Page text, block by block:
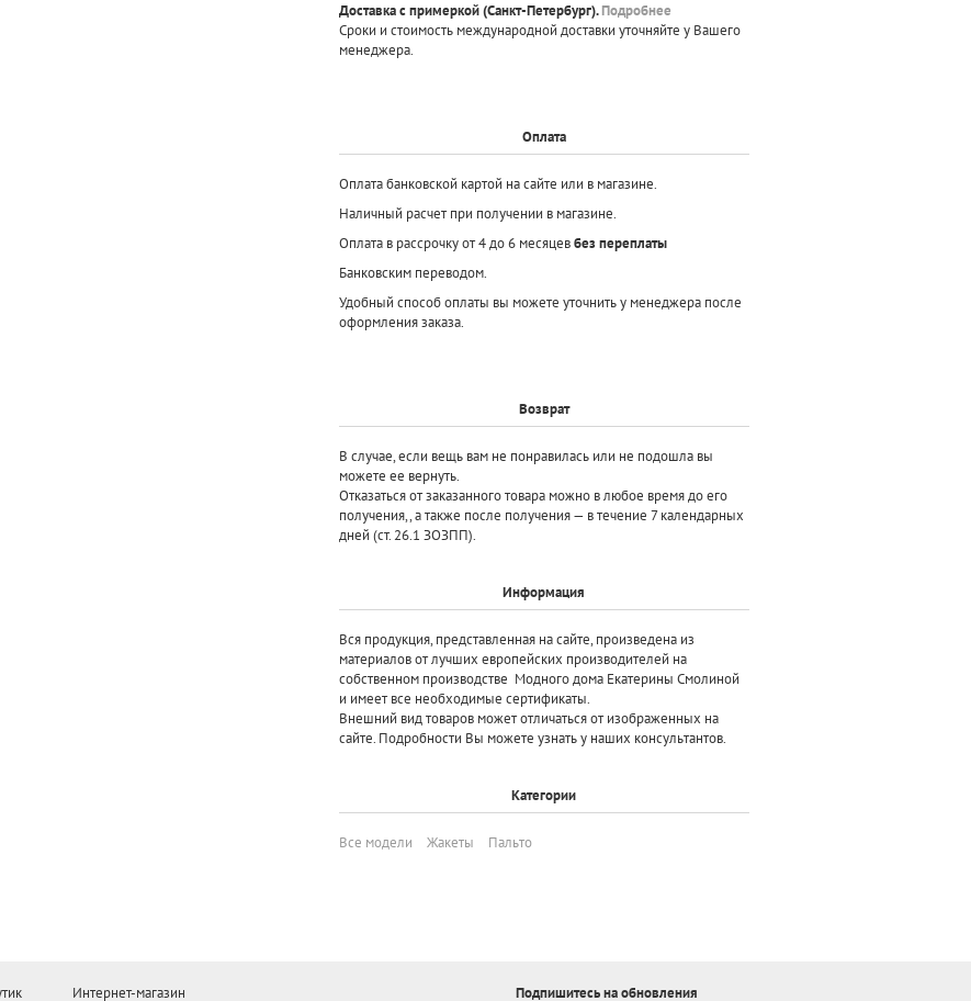
Доставка с примеркой(Санкт-Петербург).Подробнее
Сроки и стоимость международной доставки уточняйте у Вашего
менеджера.
Оплата
Оплата банковской картой на сайте или в магазине.
Наличный расчет при получении в магазине.
Оплата в рассрочку от 4 до 6 месяцевбез переплаты
Банковским переводом.
Удобный способ оплаты вы можете уточнить у менеджера после
оформления заказа.
Возврат
В случае, если вещь вам не понравилась или не подошла вы
можете ее вернуть.
Отказаться от заказанного товара можно в любое время до его
получения,, а также после получения — в течение 7 календарных
дней (ст. 26.1 ЗОЗПП).
Информация
Вся продукция, представленная на сайте, произведена из
материалов от лучших европейских производителей на
собственном производстве Модного дома Екатерины Смолиной
и имеет все необходимые сертификаты.
Внешний вид товаров может отличаться от изображенных на
сайте. Подробности Вы можете узнать у наших консультантов.
Категории
Все модели Жакеты Пальто
Интернет-магазин Подпишитесь на обновления